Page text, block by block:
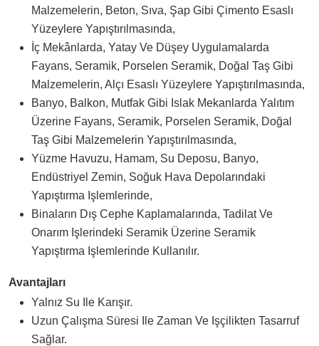
Malzemelerin, Beton, Sıva, Şap Gibi Çimento Esaslı
Yüzeylere Yapıştırılmasında,
İç Mekânlarda, Yatay Ve Düşey Uygulamalarda
Fayans, Seramik, Porselen Seramik, Doğal Taş Gibi
Malzemelerin, Alçı Esaslı Yüzeylere Yapıştırılmasında,
Banyo, Balkon, Mutfak Gibi Islak Mekanlarda Yalıtım
Üzerine Fayans, Seramik, Porselen Seramik, Doğal
Taş Gibi Malzemelerin Yapıştırılmasında,
Yüzme Havuzu, Hamam, Su Deposu, Banyo,
Endüstriyel Zemin, Soğuk Hava Depolarındaki
Yapıştırma Işlemlerinde,
Binaların Dış Cephe Kaplamalarında, Tadilat Ve
Onarım Işlerindeki Seramik Üzerine Seramik
Yapıştırma Işlemlerinde Kullanılır.
Avantajları
Yalnız Su Ile Karışır.
Uzun Çalışma Süresi Ile Zaman Ve Işçilikten Tasarruf
Sağlar.